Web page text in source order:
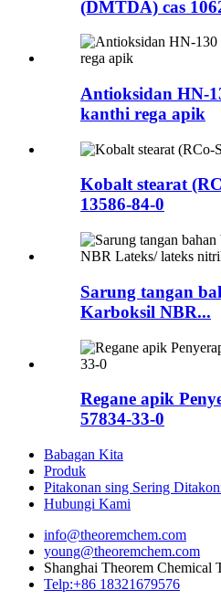
(DMTDA) cas
Antioksidan HN-
kanthi rega apik
Kobalt stearat
13586-84-0
Sarung tangan
Karboksil NBR...
Regane apik
57834-33-0
Babagan Kita
Produk
Pitakonan sing Sering
Hubungi Kami
info@theoremchem.com
young@theoremchem.com
Shanghai Theorem Chemical
Telp:+86 18321679576